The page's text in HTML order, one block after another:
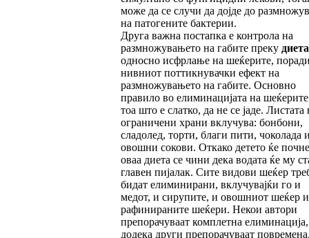
може да се случи да дојде до
на патогените бактерии.
Друга важна постапка е контрола на
размножувањето на габите преку диета
односно исфрлање на шеќерите,
нивниот поттикнувачки ефект на
размножувањето на габите. Основно
правило во елиминацијата на
тоа што е слатко, да не се јаде. Листата
ограничени храни вклучува: бонбони,
сладолед, торти, благи пити, чоколада
овошни сокови. Откако детето ќе
оваа диета се чини дека водата ќе му
главен пијалак. Сите видови шеќер
бидат елиминирани, вклучувајќи го и
медот, и сирупите, и овошниот шеќер и
рафинираните шеќери. Некои автори
препорачуваат комплетна елиминација,
додека други препорачуваат